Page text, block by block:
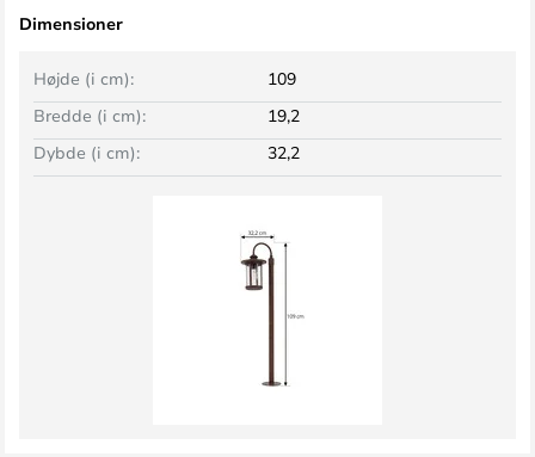
Dimensioner
Bredde (i cm): 19,2
Højde (i cm): 109
Dybde (i cm): 32,2